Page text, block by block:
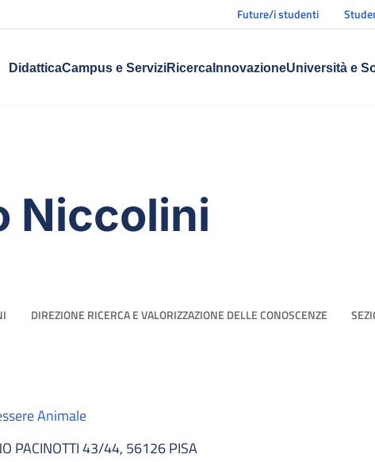
Future/i studenti
DidatticaCampus e ServiziRicercaInnovazioneUniversità e
Niccolini
DIREZIONE RICERCA E VALORIZZAZIONE DELLE CONOSCENZE
Animale
PACINOTTI 43/44, 56126 PISA